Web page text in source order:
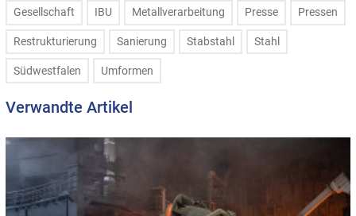
Gesellschaft IBU Metallverarbeitung Presse Pressen
Restrukturierung Sanierung Stabstahl Stahl
Südwestfalen Umformen
Verwandte Artikel